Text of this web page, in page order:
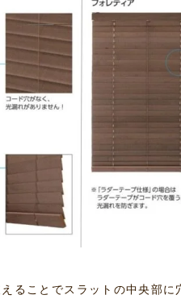
ることでスラットの中央部に